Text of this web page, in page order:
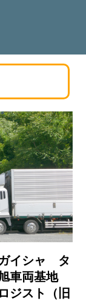
イシャ タ
車両基地
ジスト（旧